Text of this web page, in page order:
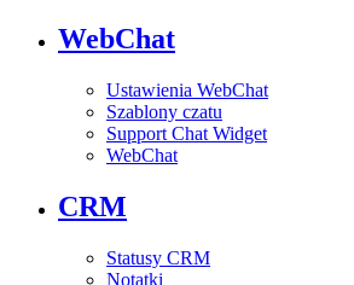
WebChat
Ustawienia WebChat
Szablony czatu
Support Chat Widget
WebChat
CRM
Statusy CRM
Notatki